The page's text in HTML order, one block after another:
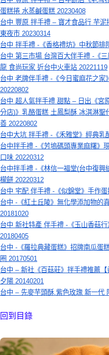
蛋糕捲 水蒸鹹蛋糕 20230408
台中 豐原 拌手禮 – 寶才食品行 芋
東夜市 20230314
台中 拌手禮 -《香格禮坊》中秋節排
台中 第三市場 台灣百大伴手禮 -《
龍 食尚玩家 近台中火車站 20221119
台中 老牌伴手禮 -《今日蜜麻花之
20220802
台中 超人氣拌手禮 甜點 – 日出《宮
分店)》乳酪蛋糕 土鳳梨酥 冰淇淋聖
善 20220802
台中大坑 拌手禮 -《禾雅堂》經典乳
台中拌手禮 -《芳塢碼頭專業麻糬》
口味 20220312
台中拌手禮 -《林信一福堂(台中復
檬餅 20220312
台中 宅配 伴手禮 -《似錦堂》手作蛋
台中 -《紅土丘陵》無化學添加物的
20181020
台中 新社特產 伴手禮 -《玉山香菇
20180405
台中 -《羅拉典藏蛋糕》招牌南瓜蛋
圈 20170501
台中 – 新社《百菇莊》拌手禮推薦
夕陽 20140201
台中 – 先麥芋頭酥.紫色玫瑰 新一代
回到目錄